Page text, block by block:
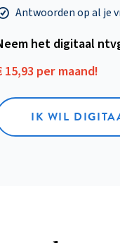
Antwoorden op al je
het digitaal
15,93 per maand!
IK WIL